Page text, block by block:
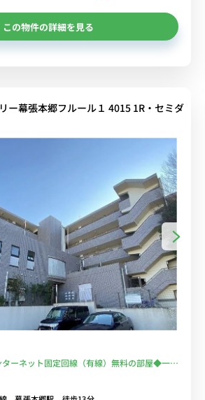
この物件の詳細を見る
ー幕張本郷フルール１ 4015 1R・セミダ
ターネット固定回線（有線）無料の部屋◆一棟
チェア付き♪■JR総武線・京成千葉線の2路線